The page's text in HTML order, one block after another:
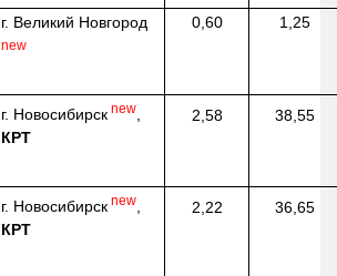
г. Великий Новгород
new
0,60 1,25
г. Новосибирск new,
КРТ
2,58 38,55
г. Новосибирск new,
КРТ
2,22 36,65